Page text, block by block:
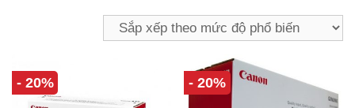
- 20% - 20%